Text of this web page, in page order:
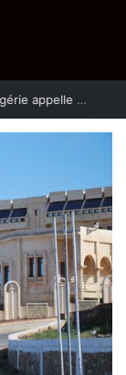
Protection de la ville sainte d’El-Qods : l’Algérie appelle à une action collective